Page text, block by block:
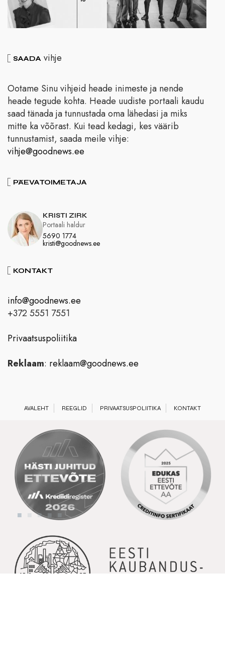
SAADA vihje
Ootame Sinu vihjeid heade inimeste ja nende
heade tegude kohta. Heade uudiste portaali kaudu
saad tänada ja tunnustada oma lähedasi ja miks
mitte ka võõrast. Kui tead kedagi, kes väärib
tunnustamist, saada meile vihje:
vihje@goodnews.ee
PÄEVATOIMETAJA
KRISTI ZIRK
5690 1774
kristi@goodnews.ee
Portaali haldur
KONTAKT
info@goodnews.ee
+372 5551 7551
Privaatsuspoliitika
Reklaam: reklaam@goodnews.ee
AVALEHT REEGLID PRIVAATSUSPOLIITIKA KONTAKT